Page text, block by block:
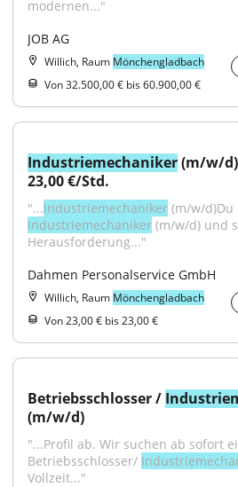
modernen..."
JOB AG
Willich, Raum Mönchengladbach
Von 32.500,00 € bis 60.900,00 €
Industriemechaniker (m/w/
23,00 €/Std.
"...Industriemechaniker
Industriemechaniker (m/w/d) und
Herausforderung..."
Dahmen Personalservice GmbH
Willich, Raum Mönchengladbach
Von 23,00 € bis 23,00 €
Betriebsschlosser /
(m/w/d)
"...Profil ab. Wir suchen ab sofort
Betriebsschlosser/
Vollzeit..."